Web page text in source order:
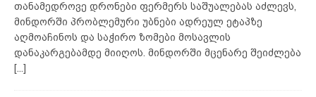
თანამედროვე დრონები ფერმერს საშუალებას აძლევს,
მინდორში პრობლემური უბნები ადრეულ ეტაპზე
აღმოაჩინოს და საჭირო ზომები მოსავლის
დანაკარგებამდე მიიღოს. მინდორში მცენარე შეიძლება
[...]